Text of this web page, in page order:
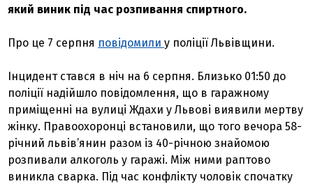
який виник під час розпивання спиртного.
Про це 7 серпня повідомилиу поліції Львівщини.
Інцидент стався в ніч на 6 серпня. Близько 01:50 до
поліції надійшло повідомлення, що в гаражному
приміщенні на вулиці Ждахи у Львові виявили мертву
жінку. Правоохоронці встановили, що того вечора 58-
річний львів’янин разом із 40-річною знайомою
розпивали алкоголь у гаражі. Між ними раптово
виникла сварка. Під час конфлікту чоловік спочатку